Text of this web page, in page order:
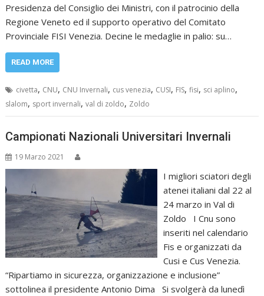
Presidenza del Consiglio dei Ministri, con il patrocinio della
Regione Veneto ed il supporto operativo del Comitato
Provinciale FISI Venezia. Decine le medaglie in palio: su…
READ MORE
civetta, CNU, CNU Invernali, cus venezia, CUSI, FIS,fisi, sci aplino,
slalom, sport invernali,val di zoldo, Zoldo
Campionati Nazionali Universitari Invernali
19 Marzo 2021
I migliori sciatori degli
atenei italiani dal 22 al
24 marzo in Val di
Zoldo I Cnu sono
inseriti nel calendario
Fis e organizzati da
Cusi e Cus Venezia.
“Ripartiamo in sicurezza, organizzazione e inclusione”
sottolinea il presidente Antonio Dima Si svolgerà da lunedì